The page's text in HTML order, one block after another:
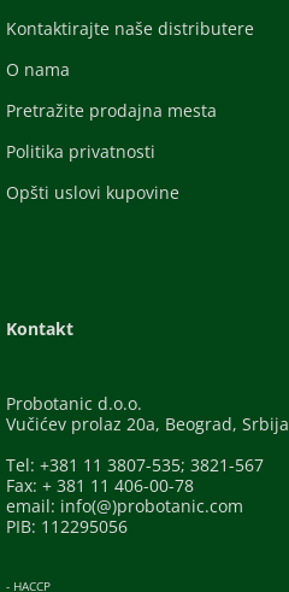
Kontaktirajte naše distributere
O nama
Pretražite prodajna mesta
Politika privatnosti
Opšti uslovi kupovine
Kontakt
Probotanic d.o.o.
Vučićev prolaz 20a, Beograd, Srbija
Tel: +381 11 3807-535; 3821-567
Fax: + 381 11 406-00-78
email: info(@)probotanic.com
PIB: 112295056
- HACCP